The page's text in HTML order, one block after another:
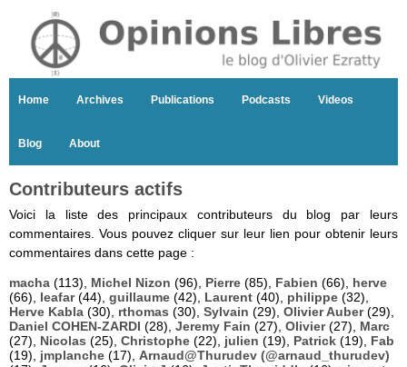
Home Archives Publications Podcasts Videos
Blog About
Contributeurs actifs
Voici la liste des principaux contributeurs du blog par leurs
commentaires. Vous pouvez cliquer sur leur lien pour obtenir leurs
commentaires dans cette page :
macha (113), Michel Nizon (96), Pierre (85), Fabien (66), herve
(66), leafar(44), guillaume (42), Laurent (40), philippe (32),
Herve Kabla (30), rthomas (30), Sylvain (29), Olivier Auber(29),
Daniel COHEN-ZARDI (28), Jeremy Fain (27), Olivier(27), Marc
(27), Nicolas (25), Christophe (22), julien (19), Patrick (19), Fab
(19), jmplanche (17), Arnaud@Thurudev (@arnaud_thurudev)